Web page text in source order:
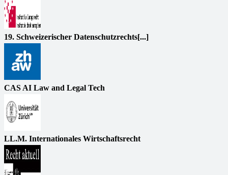
19. Schweizerischer Datenschutzrechts[...]
CAS AI Law and Legal Tech
LL.M. Internationales Wirtschaftsrecht